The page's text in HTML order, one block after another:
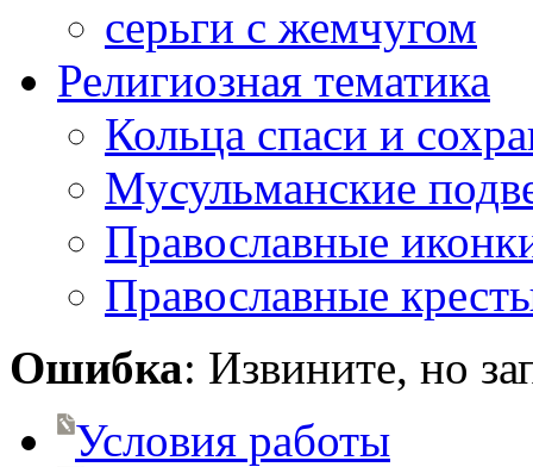
серьги с жемчугом
Религиозная тематика
Кольца спаси и
Мусульманские
Православные
Православные
Ошибка: Извините, но
Условия работы